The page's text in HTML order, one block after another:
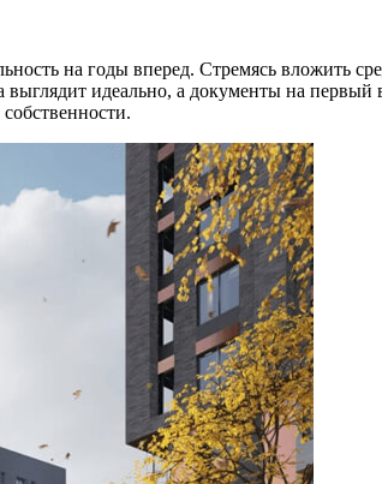
на годы вперед. Стремясь вложить
идеально, а документы на первый